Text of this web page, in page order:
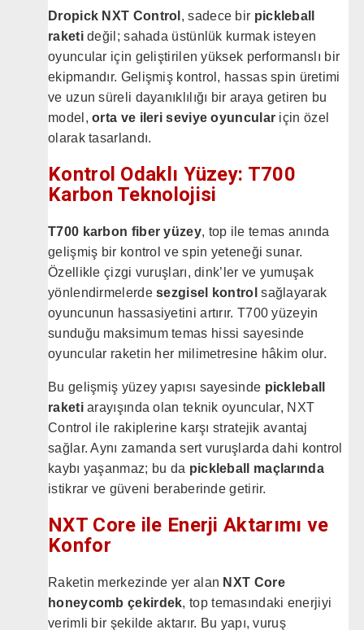
Dropick NXT Control , sadece bir pickleball
raketideğil; sahada üstünlük kurmak isteyen
oyuncular için geliştirilen yüksek performanslı bir
ekipmandır. Gelişmiş kontrol, hassas spin üretimi
ve uzun süreli dayanıklılığı bir araya getiren bu
model,orta ve ileri seviye oyuncular için özel
olarak tasarlandı.
Kontrol Odaklı Yüzey: T700
Karbon Teknolojisi
T700 karbon fiber yüzey, top ile temas anında
gelişmiş bir kontrol ve spin yeteneği sunar.
Özellikle çizgi vuruşları, dink’ler ve yumuşak
yönlendirmelerdesezgisel kontrol sağlayarak
oyuncunun hassasiyetini artırır. T700 yüzeyin
sunduğu maksimum temas hissi sayesinde
oyuncular raketin her milimetresine hâkim olur.
Bu gelişmiş yüzey yapısı sayesinde pickleball
raketiarayışında olan teknik oyuncular, NXT
Control ile rakiplerine karşı stratejik avantaj
sağlar. Aynı zamanda sert vuruşlarda dahi kontrol
kaybı yaşanmaz; bu da pickleball maçlarında
istikrar ve güveni beraberinde getirir.
NXT Core ile Enerji Aktarımı ve
Konfor
Raketin merkezinde yer alan NXT Core
honeycomb çekirdek, top temasındaki enerjiyi
verimli bir şekilde aktarır. Bu yapı, vuruş